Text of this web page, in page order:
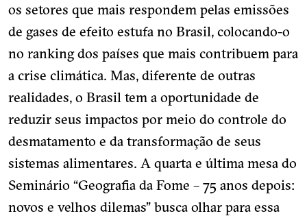
os setores que mais respondem pelas emissões
de gases de efeito estufa no Brasil, colocando-o
no ranking dos países que mais contribuem para
a crise climática. Mas, diferente de outras
realidades, o Brasil tem a oportunidade de
reduzir seus impactos por meio do controle do
desmatamento e da transformação de seus
sistemas alimentares. A quarta e última mesa do
Seminário “Geografia da Fome – 75 anos depois:
novos e velhos dilemas” busca olhar para essa